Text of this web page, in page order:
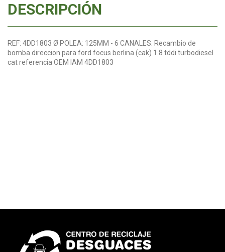
DESCRIPCIÓN
REF: 4DD1803 Ø POLEA: 125MM - 6 CANALES. Recambio de
bomba direccion para ford focus berlina (cak) 1.8 tddi turbodiesel
cat referencia OEM IAM 4DD1803